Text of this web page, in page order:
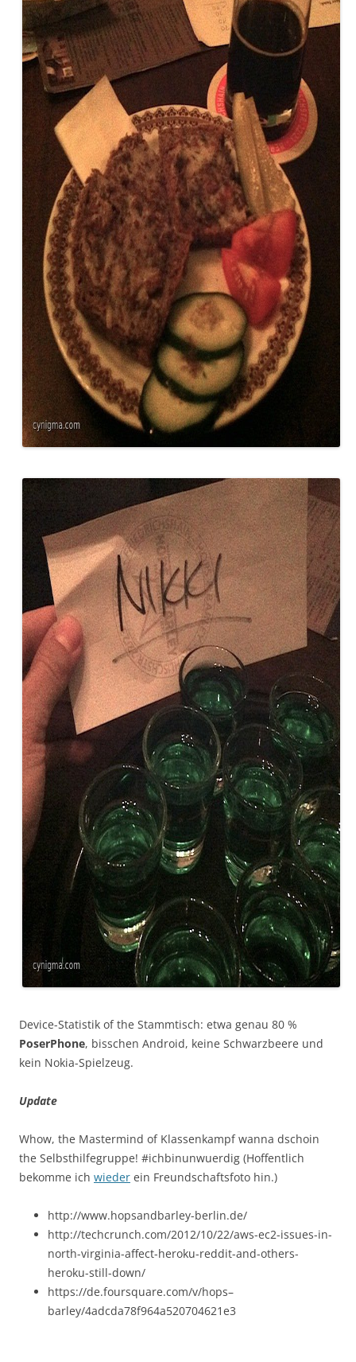
Device-Statistik of the Stammtisch: etwa genau 80 %
PoserPhone, bisschen Android, keine Schwarzbeere und
kein Nokia-Spielzeug.
Update
Whow, the Mastermind of Klassenkampf wanna dschoin
the Selbsthilfegruppe! #ichbinunwuerdig (Hoffentlich
bekomme ich wieder ein Freundschaftsfoto hin.)
http://www.hopsandbarley-berlin.de/
http://techcrunch.com/2012/10/22/aws-ec2-issues-in-
north-virginia-affect-heroku-reddit-and-others-
heroku-still-down/
https://de.foursquare.com/v/hops–
barley/4adcda78f964a520704621e3